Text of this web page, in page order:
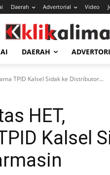
Daerah Advertorial Video
DAERAH
TPID Kalsel Sidak ke Distributor...
HET,
Kalsel